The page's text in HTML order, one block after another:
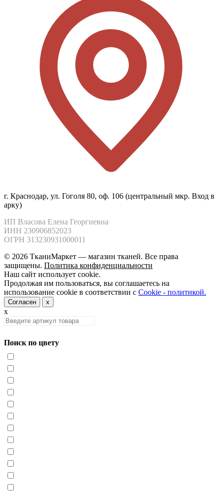
г. Краснодар, ул. Гоголя 80, оф. 106 (центральный мкр. Вход в
арку)
ИП Власова Елена Георгиевна
ИНН 230906852023
ОГРН 313230931000011
© 2026 ТканиМаркет — магазин тканей. Все права
защищены. Политика конфиденциальности
Наш сайт использует cookie.
Продолжая им пользоваться, вы соглашаетесь на
использование cookie в соответствии с Cookie - политикой.
Согласен x
x
Поиск по цвету